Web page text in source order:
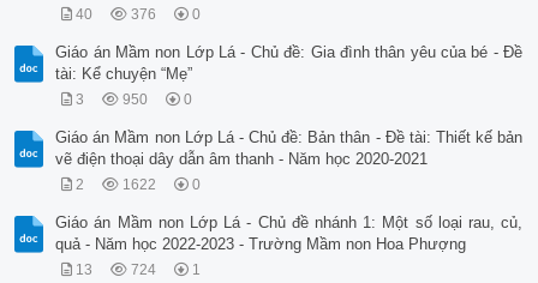
40 376 0
Giáo án Mầm non Lớp Lá - Chủ đề: Gia đình thân yêu của bé - Đề
tài: Kể chuyện “Mẹ”
3 950 0
Giáo án Mầm non Lớp Lá - Chủ đề: Bản thân - Đề tài: Thiết kế bản
vẽ điện thoại dây dẫn âm thanh - Năm học 2020-2021
2 1622 0
Giáo án Mầm non Lớp Lá - Chủ đề nhánh 1: Một số loại rau, củ,
quả - Năm học 2022-2023 - Trường Mầm non Hoa Phượng
13 724 1